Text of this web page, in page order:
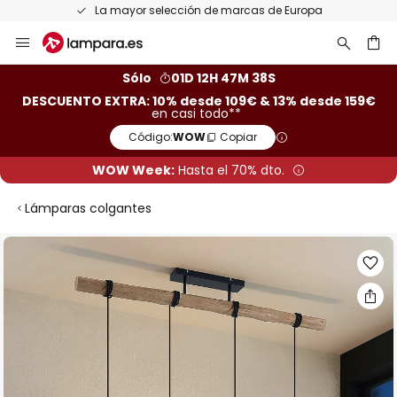
La mayor selección de marcas de Europa
al
Sólo
01D 12H 47M 38S
DESCUENTO EXTRA: 10% desde 109€ & 13% desde 159€
en casi todo**
Código:WOW Copiar
WOW Week: Hasta el 70% dto.
Lámparas colgantes
Saltar